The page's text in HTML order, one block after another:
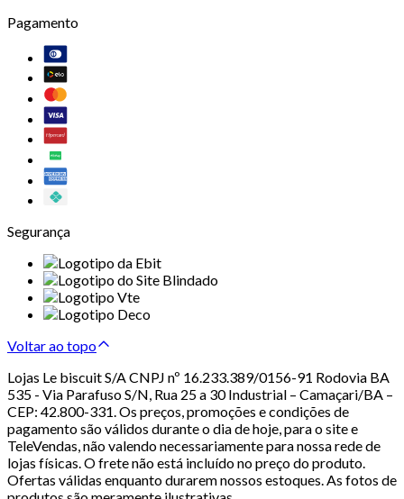
Pagamento
Segurança
Voltar ao topo
Lojas Le biscuit S/A CNPJ nº 16.233.389/0156-91 Rodovia BA
535 - Via Parafuso S/N, Rua 25 a 30 Industrial – Camaçari/BA –
CEP: 42.800-331. Os preços, promoções e condições de
pagamento são válidos durante o dia de hoje, para o site e
TeleVendas, não valendo necessariamente para nossa rede de
lojas físicas. O frete não está incluído no preço do produto.
Ofertas válidas enquanto durarem nossos estoques. As fotos de